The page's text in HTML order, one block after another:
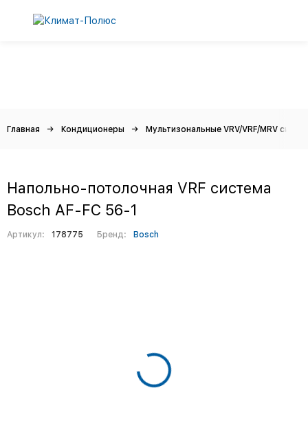
Главная Кондиционеры Мультизональные VRV/VRF/MRV
Напольно-потолочная VRF система
Bosch AF-FC 56-1
Артикул: 178775 Бренд: Bosch